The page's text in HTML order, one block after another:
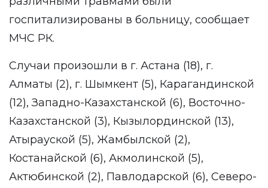
госпитализированы в больницу, сообщает
МЧС РК.
Случаи произошли в г. Астана (18), г.
Алматы (2), г. Шымкент (5), Карагандинской
(12), Западно-Казахстанской (6), Восточно-
Казахстанской (3), Кызылординской (13),
Атырауской (5), Жамбылской (2),
Костанайской (6), Акмолинской (5),
Актюбинской (2), Павлодарской (6), Северо-